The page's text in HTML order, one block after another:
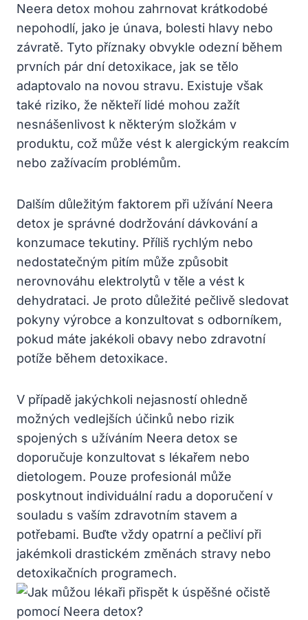
Neera detox mohou zahrnovat krátkodobé
nepohodlí, jako je únava, bolesti hlavy nebo
závratě. Tyto příznaky obvykle odezní během
prvních pár dní detoxikace, jak se tělo
adaptovalo na novou stravu. Existuje však
také riziko, že někteří lidé mohou zažít
nesnášenlivost k některým složkám v
produktu, což může vést k alergickým reakcím
nebo zažívacím problémům.
Dalším důležitým faktorem při užívání Neera
detox je správné dodržování dávkování a
konzumace tekutiny. Příliš rychlým nebo
nedostatečným pitím může způsobit
nerovnováhu elektrolytů v těle a vést k
dehydrataci. Je proto důležité pečlivě sledovat
pokyny výrobce a konzultovat s odborníkem,
pokud máte jakékoli obavy nebo zdravotní
potíže během detoxikace.
V případě jakýchkoli nejasností ohledně
možných vedlejších účinků nebo rizik
spojených s užíváním Neera detox se
doporučuje konzultovat s lékařem nebo
dietologem. Pouze profesionál může
poskytnout individuální radu a doporučení v
souladu s vaším zdravotním stavem a
potřebami. Buďte vždy opatrní a pečliví při
jakémkoli drastickém změnách stravy nebo
detoxikačních programech.